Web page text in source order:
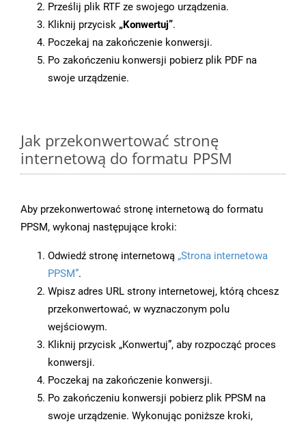
Prześlij plik RTF ze swojego urządzenia.
Kliknij przycisk „Konwertuj”.
Poczekaj na zakończenie konwersji.
Po zakończeniu konwersji pobierz plik PDF na
swoje urządzenie.
Jak przekonwertować stronę
internetową do formatu PPSM
Aby przekonwertować stronę internetową do formatu
PPSM, wykonaj następujące kroki:
Odwiedź stronę internetową „Strona internetowa
PPSM”.
Wpisz adres URL strony internetowej, którą chcesz
przekonwertować, w wyznaczonym polu
wejściowym.
Kliknij przycisk „Konwertuj”, aby rozpocząć proces
konwersji.
Poczekaj na zakończenie konwersji.
Po zakończeniu konwersji pobierz plik PPSM na
swoje urządzenie. Wykonując poniższe kroki,